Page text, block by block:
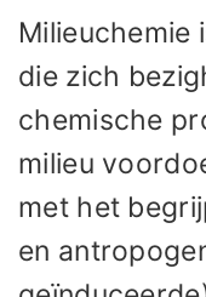
Milieuchemie
die zich
chemische
milieu
met het
en